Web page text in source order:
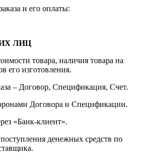
и его оплаты:
ЛИЦ
товара, наличия товара на
его изготовления.
– Договор, Спецификация, Счет.
Договора и Спецификации.
«Банк-клиент».
денежных средств по